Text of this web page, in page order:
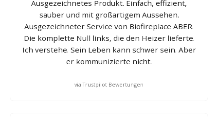
Ausgezeichnetes Produkt. Einfach, effizient,
sauber und mit großartigem Aussehen.
Ausgezeichneter Service von Biofireplace ABER.
Die komplette Null links, die den Heizer lieferte.
Ich verstehe. Sein Leben kann schwer sein. Aber
er kommunizierte nicht.
via Trustpilot Bewertungen